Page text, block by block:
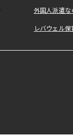
外国人派遣な
レバウェル